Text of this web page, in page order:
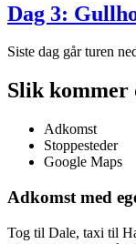
Dag 3:
Siste dag går turen
Slik kommer
Adkomst
Stoppesteder
Google Maps
Adkomst med
Tog til Dale, taxi til